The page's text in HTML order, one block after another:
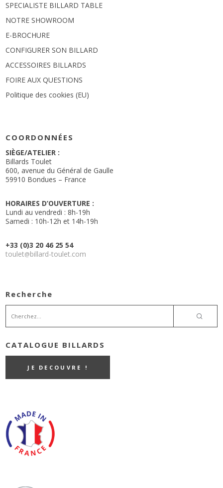
SPECIALISTE BILLARD TABLE
NOTRE SHOWROOM
E-BROCHURE
CONFIGURER SON BILLARD
ACCESSOIRES BILLARDS
FOIRE AUX QUESTIONS
Politique des cookies (EU)
COORDONNÉES
SIÈGE/ATELIER :
Billards Toulet
600, avenue du Général de Gaulle
59910 Bondues – France
HORAIRES D’OUVERTURE :
Lundi au vendredi : 8h-19h
Samedi : 10h-12h et 14h-19h
+33 (0)3 20 46 25 54
toulet@billard-toulet.com
Recherche
CATALOGUE BILLARDS
JE DECOUVRE !